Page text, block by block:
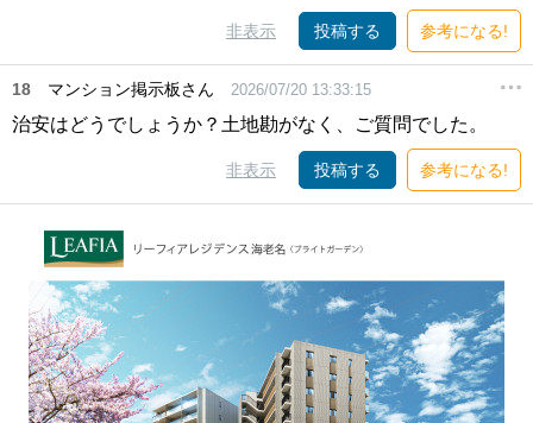
非表示 投稿する 参考になる!
18 マンション掲示板さん 2026/07/20 13:33:15
治安はどうでしょうか？土地勘がなく、ご質問でした。
非表示 投稿する 参考になる!